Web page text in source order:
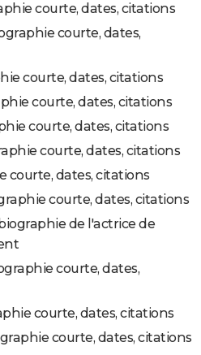
courte, dates, citations
courte, dates,
courte, dates, citations
courte, dates, citations
courte, dates, citations
courte, dates, citations
courte, dates, citations
courte, dates, citations
de l'actrice de
courte, dates,
courte, dates, citations
courte, dates, citations